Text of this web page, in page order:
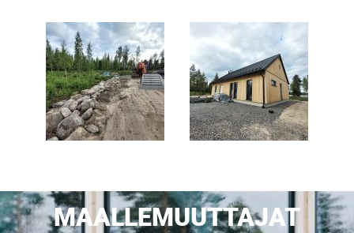
MAALLEMUUTTAJAT